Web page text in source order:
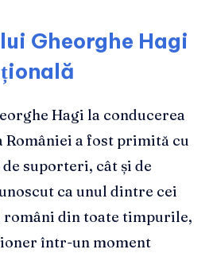
Gheorghe Hagi
Hagi la conducerea
României a fost primită cu
suporteri, cât și de
ca unul dintre cei
din toate timpurile,
într-un moment